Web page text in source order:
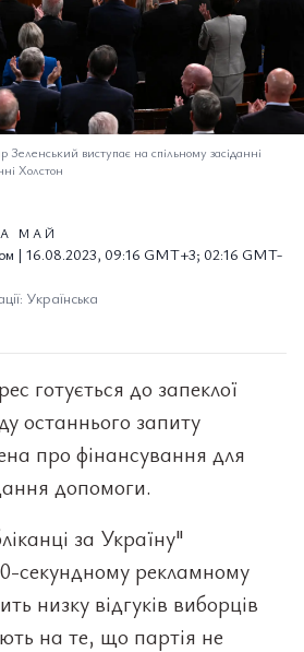
виступає на спільному засіданні
Холстон
МАЙ
| 16.08.2023, 09:16 GMT+3; 02:16 GMT-
Українська
готується до запеклої
останнього запиту
про фінансування для
допомоги.
за Україну"
секундному рекламному
низку відгуків виборців
на те, що партія не